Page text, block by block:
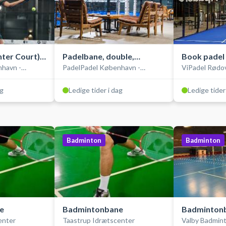
Court),
-
Padelbane, double,
indendørs
PadelPadel København -
Ledige tider i dag
Book
single,
ViPadel
Ledige
Badminton
Badmintonbane
Taastrup Idrætscenter
Badminton
Valby